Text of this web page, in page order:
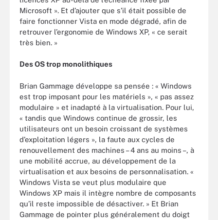
Microsoft ». Et d’ajouter que s’il était possible de
faire fonctionner Vista en mode dégradé, afin de
retrouver l’ergonomie de Windows XP, « ce serait
très bien. »
Des OS trop monolithiques
Brian Gammage développe sa pensée : « Windows
est trop imposant pour les matériels », « pas assez
modulaire » et inadapté à la virtualisation. Pour lui,
« tandis que Windows continue de grossir, les
utilisateurs ont un besoin croissant de systèmes
d’exploitation légers », la faute aux cycles de
renouvellement des machines – 4 ans au moins –, à
une mobilité accrue, au développement de la
virtualisation et aux besoins de personnalisation. «
Windows Vista se veut plus modulaire que
Windows XP mais il intègre nombre de composants
qu’il reste impossible de désactiver. » Et Brian
Gammage de pointer plus généralement du doigt